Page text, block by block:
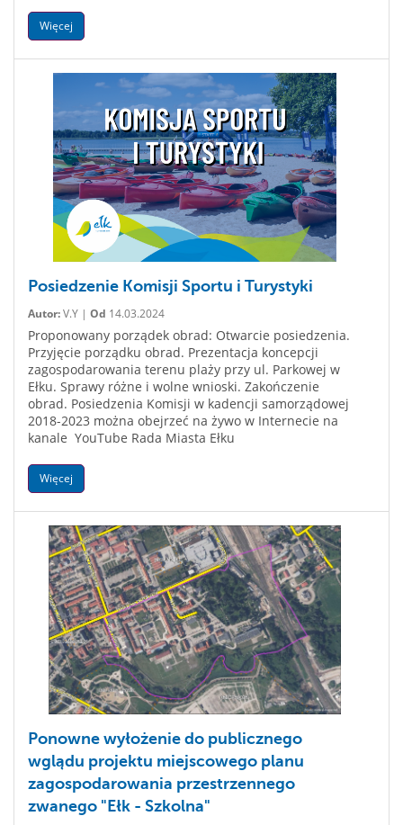
Więcej
Posiedzenie Komisji Sportu i Turystyki
Autor:V.Y | Od 14.03.2024
Proponowany porządek obrad: Otwarcie posiedzenia.
Przyjęcie porządku obrad. Prezentacja koncepcji
zagospodarowania terenu plaży przy ul. Parkowej w
Ełku. Sprawy różne i wolne wnioski. Zakończenie
obrad. Posiedzenia Komisji w kadencji samorządowej
2018-2023 można obejrzeć na żywo w Internecie na
kanale YouTube Rada Miasta Ełku
Więcej
Ponowne wyłożenie do publicznego
wglądu projektu miejscowego planu
zagospodarowania przestrzennego
zwanego "Ełk - Szkolna"